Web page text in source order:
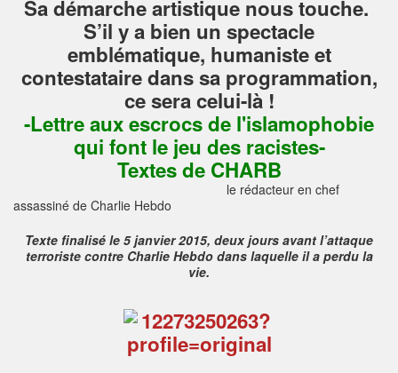
Sa démarche artistique nous touche.
S’il y a bien un spectacle
emblématique, humaniste et
contestataire dans sa programmation,
ce sera celui-là !
-Lettre aux escrocs de l'islamophobie
qui font le jeu des racistes-
Textes de CHARB
le rédacteur en chef
assassiné de Charlie Hebdo
Texte finalisé le 5 janvier 2015, deux jours avant l’attaque
terroriste contre Charlie Hebdo dans laquelle il a perdu la
vie.